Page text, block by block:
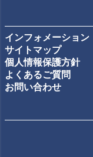
インフォメーション
サイトマップ
個人情報保護方針
よくあるご質問
お問い合わせ